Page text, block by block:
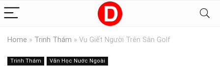
Home » Trinh Thám » Vụ Giết Người Trên Sân Golf
Trinh Thám Văn Học Nước Ngoài